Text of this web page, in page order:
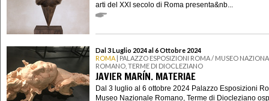
arti del XXI secolo di Roma presenta&nb...
Dal 3 Luglio 2024 al 6 Ottobre 2024
ROMA | PALAZZO ESPOSIZIONI ROMA / MUSEO
ROMANO, TERME DI DIOCLEZIANO
JAVIER MARÍN. MATERIAE
Dal 3 luglio al 6 ottobre 2024 Palazzo Esposizioni
Museo Nazionale Romano, Terme di Diocleziano